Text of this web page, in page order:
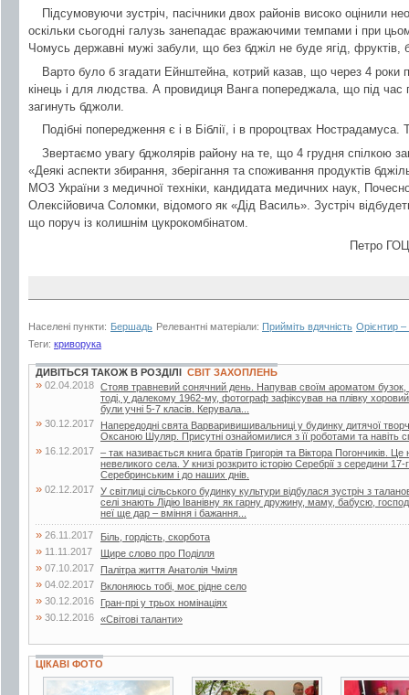
Підсумовуючи зустріч, пасічники двох районів високо оцінили
оскільки сьогодні галузь занепадає вражаючими темпами і при
Чомусь державні мужі забули, що без бджіл не буде ягід, фруктів,
Варто було б згадати Ейнштейна, котрий казав, що через 4 роки
кінець і для людства. А провидиця Ванга попереджала, що під час
загинуть бджоли.
Подібні попередження є і в Біблії, і в пророцтвах
Звертаємо увагу бджолярів району на те, що 4 грудня спілкою
«Деякі аспекти збирання, зберігання та споживання продуктів
МОЗ України з медичної техніки, кандидата медичних наук,
Олексійовича Соломки, відомого як «Дід Василь». Зустріч
що поруч із колишнім цукрокомбінатом.
Петро
Населені пункти: Бершадь Релевантні матеріали: Прийміть вдячність Орієнтир –
Теги: криворука
ДИВІТЬСЯ ТАКОЖ В РОЗДІЛІ СВІТ ЗАХОПЛЕНЬ
» 02.04.2018 Стояв травневий сонячний день. Напував своїм ароматом
тоді, у далекому 1962-му, фотограф зафіксував на плівку
були учні 5-7 класів. Керувала...
» 30.12.2017
Напередодні свята Варваривишивальниці у будинку дитячої
Оксаною Шуляр. Присутні ознайомилися з її роботами та
» 16.12.2017 – так називається книга братів Григорія та Віктора Погончиків.
невеликого села. У книзі розкрито історію Серебрії з середини
Серебринським і до наших днів.
» 02.12.2017 У світлиці сільського будинку культури відбулася зустріч з
селі знають Лідію Іванівну як гарну дружину, маму, бабусю,
неї ще дар – вміння і бажання...
» 26.11.2017 Біль, гордість, скорбота
» 11.11.2017 Щире слово про Поділля
» 07.10.2017 Палітра життя Анатолія Чміля
» 04.02.2017 Вклоняюсь тобі, моє рідне село
» 30.12.2016 Гран-прі у трьох номінаціях
» 30.12.2016 «Світові таланти»
ЦІКАВІ ФОТО
28 фото 7 фото 10 фото